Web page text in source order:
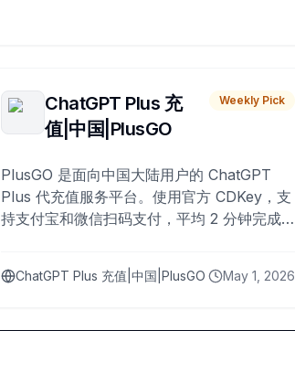
ChatGPT Plus 充
值|中国|PlusGO
Weekly Pick
PlusGO 是面向中国大陆用户的 ChatGPT
Plus 代充值服务平台。使用官方 CDKey，支
持支付宝和微信扫码支付，平均 2 分钟完成
ChatGPT Plus 充值|中国|PlusGO May 1, 2026